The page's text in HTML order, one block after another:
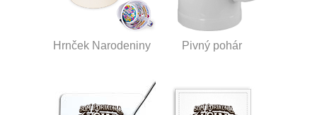
Hrnček Narodeniny Pivný pohár